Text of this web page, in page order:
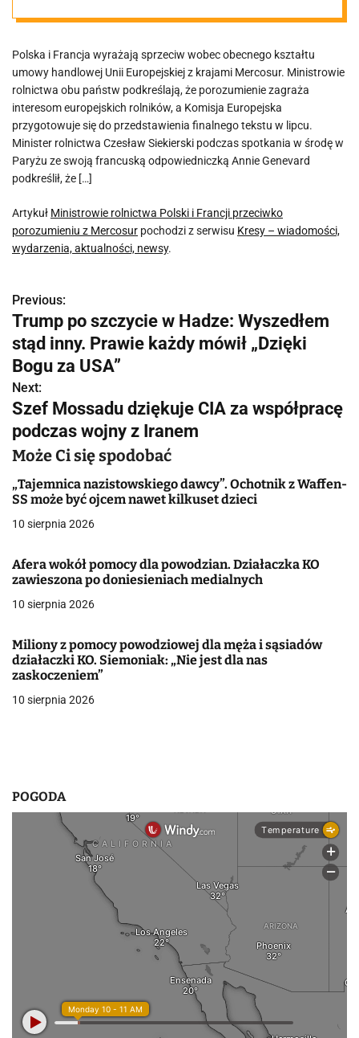
porozumieniu z
Mercosur
Polska i Francja wyrażają sprzeciw wobec obecnego kształtu
umowy handlowej Unii Europejskiej z krajami Mercosur. Ministrowie
rolnictwa obu państw podkreślają, że porozumienie zagraża
interesom europejskich rolników, a Komisja Europejska
przygotowuje się do przedstawienia finalnego tekstu w lipcu.
Minister rolnictwa Czesław Siekierski podczas spotkania w środę w
Paryżu ze swoją francuską odpowiedniczką Annie Genevard
podkreślił, że […]
Artykuł Ministrowie rolnictwa Polski i Francji przeciwko
porozumieniu z Mercosur pochodzi z serwisu Kresy – wiadomości,
wydarzenia, aktualności, newsy.
N
a
w
i
g
a
c
j
w
p
i
s
u
Previous:
Trump po szczycie w Hadze: Wyszedłem
stąd inny. Prawie każdy mówił „Dzięki
Bogu za USA”
Next:
Szef Mossadu dziękuje CIA za współpracę
podczas wojny z Iranem
Może Ci się spodobać
„Tajemnica nazistowskiego dawcy”. Ochotnik z Waffen-
SS może być ojcem nawet kilkuset dzieci
10 sierpnia 2026
Afera wokół pomocy dla powodzian. Działaczka KO
zawieszona po doniesieniach medialnych
10 sierpnia 2026
Miliony z pomocy powodziowej dla męża i sąsiadów
działaczki KO. Siemoniak: „Nie jest dla nas
zaskoczeniem”
10 sierpnia 2026
POGODA